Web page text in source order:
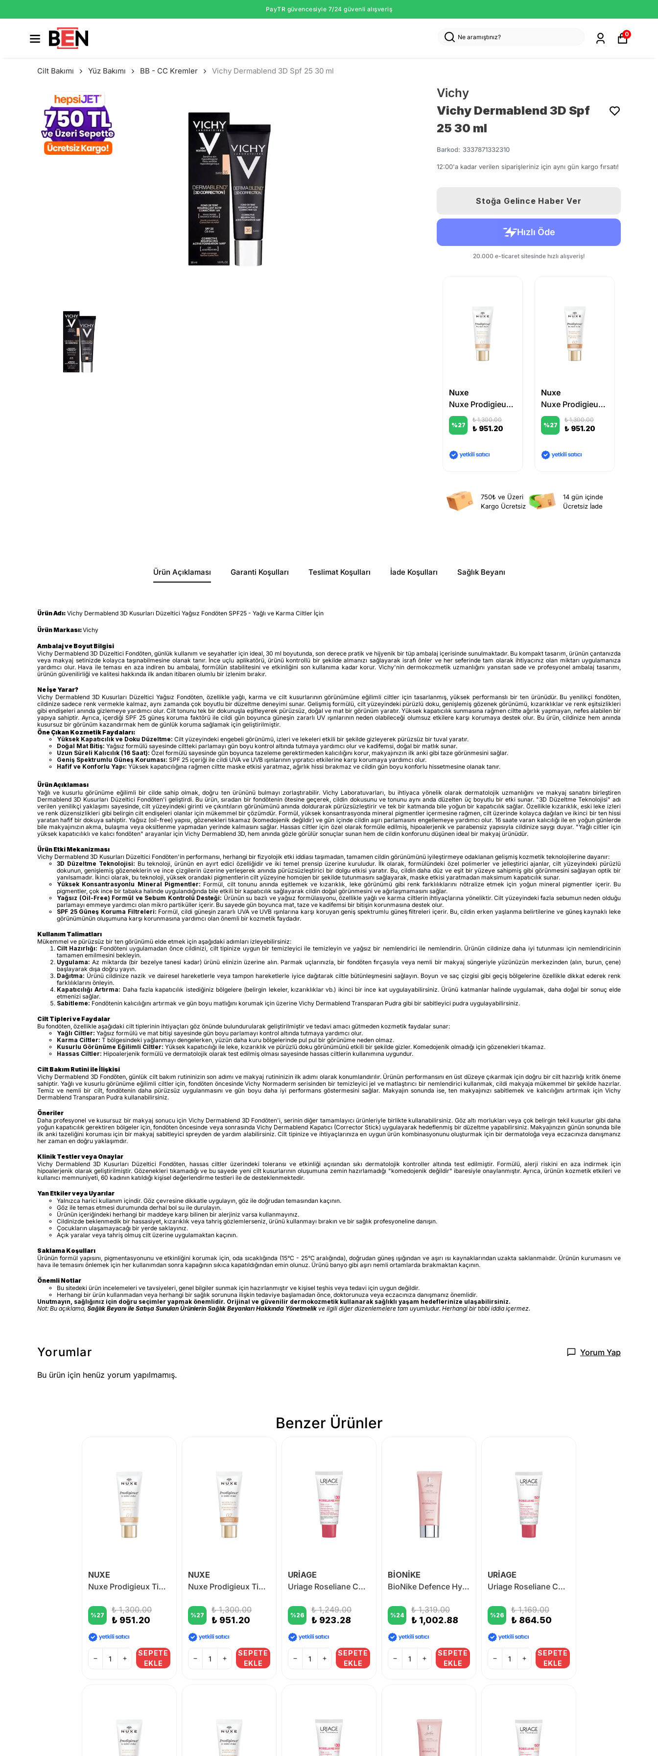
PayTR güvencesiyle 7/24 güvenli alışveriş
0
Cilt Bakımı Yüz Bakımı BB - CC Kremler Vichy Dermablend 3D Spf 25 30 ml
Vichy
Vichy Dermablend 3D Spf
25 30 ml
Barkod: 3337871332310
12:00'a kadar verilen siparişleriniz için aynı gün kargo fırsatı!
Stoğa Gelince Haber Ver
Nuxe
Nuxe Prodigieux Tinted Moisturizing BB Cream - 01 30 ml
%27
₺ 1,300.00
₺ 951.20
Nuxe
Nuxe Prodigieux Tinted Moisturizing BB Cream - 02 30 ml
%27
₺ 1,300.00
₺ 951.20
750₺ ve Üzeri
Kargo Ücretsiz
14 gün içinde
Ücretsiz İade
Ürün Açıklaması Garanti Koşulları Teslimat Koşulları İade Koşulları Sağlık Beyanı
Ürün Adı: Vichy Dermablend 3D Kusurları Düzeltici Yağsız Fondöten SPF25 - Yağlı ve Karma Ciltler İçin
Ürün Markası:Vichy
Ambalaj ve Boyut Bilgisi
Vichy Dermablend 3D Düzeltici Fondöten, günlük kullanım ve seyahatler için ideal, 30 ml boyutunda, son derece pratik ve hijyenik bir tüp ambalaj içerisinde sunulmaktadır. Bu kompakt tasarım, ürünün çantanızda
veya makyaj setinizde kolayca taşınabilmesine olanak tanır. İnce uçlu aplikatörü, ürünü kontrollü bir şekilde almanızı sağlayarak israfı önler ve her seferinde tam olarak ihtiyacınız olan miktarı uygulamanıza
yardımcı olur. Hava ile teması en aza indiren bu ambalaj, formülün stabilitesini ve etkinliğini son kullanıma kadar korur. Vichy'nin dermokozmetik uzmanlığını yansıtan sade ve profesyonel ambalaj tasarımı,
ürünün güvenilirliği ve kalitesi hakkında ilk andan itibaren olumlu bir izlenim bırakır.
Ne İşe Yarar?
Vichy Dermablend 3D Kusurları Düzeltici Yağsız Fondöten, özellikle yağlı, karma ve cilt kusurlarının görünümüne eğilimli ciltler için tasarlanmış, yüksek performanslı bir ten ürünüdür. Bu yenilikçi fondöten,
cildinize sadece renk vermekle kalmaz, aynı zamanda çok boyutlu bir düzeltme deneyimi sunar. Gelişmiş formülü, cilt yüzeyindeki pürüzlü doku, genişlemiş gözenek görünümü, kızarıklıklar ve renk eşitsizlikleri
gibi endişeleri anında gizlemeye yardımcı olur. Cilt tonunu tek bir dokunuşla eşitleyerek pürüzsüz, doğal ve mat bir görünüm yaratır. Yüksek kapatıcılık sunmasına rağmen ciltte ağırlık yapmayan, nefes alabilen bir
yapıya sahiptir. Ayrıca, içerdiği SPF 25 güneş koruma faktörü ile cildi gün boyunca güneşin zararlı UV ışınlarının neden olabileceği olumsuz etkilere karşı korumaya destek olur. Bu ürün, cildinize hem anında
kusursuz bir görünüm kazandırmak hem de günlük koruma sağlamak için geliştirilmiştir.
Öne Çıkan Kozmetik Faydaları:
Yüksek Kapatıcılık ve Doku Düzeltme: Cilt yüzeyindeki engebeli görünümü, izleri ve lekeleri etkili bir şekilde gizleyerek pürüzsüz bir tuval yaratır.
Doğal Mat Bitiş: Yağsız formülü sayesinde ciltteki parlamayı gün boyu kontrol altında tutmaya yardımcı olur ve kadifemsi, doğal bir matlık sunar.
Uzun Süreli Kalıcılık (16 Saat): Özel formülü sayesinde gün boyunca tazeleme gerektirmeden kalıcılığını korur, makyajınızın ilk anki gibi taze görünmesini sağlar.
Geniş Spektrumlu Güneş Koruması: SPF 25 içeriği ile cildi UVA ve UVB ışınlarının yıpratıcı etkilerine karşı korumaya yardımcı olur.
Hafif ve Konforlu Yapı: Yüksek kapatıcılığına rağmen ciltte maske etkisi yaratmaz, ağırlık hissi bırakmaz ve cildin gün boyu konforlu hissetmesine olanak tanır.
Ürün Açıklaması
Yağlı ve kusurlu görünüme eğilimli bir cilde sahip olmak, doğru ten ürününü bulmayı zorlaştırabilir. Vichy Laboratuvarları, bu ihtiyaca yönelik olarak dermatolojik uzmanlığını ve makyaj sanatını birleştiren
Dermablend 3D Kusurları Düzeltici Fondöten'i geliştirdi. Bu ürün, sıradan bir fondötenin ötesine geçerek, cildin dokusunu ve tonunu aynı anda düzelten üç boyutlu bir etki sunar. "3D Düzeltme Teknolojisi" adı
verilen yenilikçi yaklaşımı sayesinde, cilt yüzeyindeki girinti ve çıkıntıların görünümünü anında doldurarak pürüzsüzleştirir ve tek bir katmanda bile yoğun bir kapatıcılık sağlar. Özellikle kızarıklık, eski leke izleri
ve renk düzensizlikleri gibi belirgin cilt endişeleri olanlar için mükemmel bir çözümdür. Formül, yüksek konsantrasyonda mineral pigmentler içermesine rağmen, cilt üzerinde kolayca dağılan ve ikinci bir ten hissi
yaratan hafif bir dokuya sahiptir. Yağsız (oil-free) yapısı, gözenekleri tıkamaz (komedojenik değildir) ve gün içinde cildin aşırı parlamasını engellemeye yardımcı olur. 16 saate varan kalıcılığı ile en yoğun günlerde
bile makyajınızın akma, bulaşma veya oksitlenme yapmadan yerinde kalmasını sağlar. Hassas ciltler için özel olarak formüle edilmiş, hipoalerjenik ve parabensiz yapısıyla cildinize saygı duyar. "Yağlı ciltler için
yüksek kapatıcılıklı ve kalıcı fondöten" arayanlar için Vichy Dermablend 3D, hem anında gözle görülür sonuçlar sunan hem de cildin konforunu düşünen ideal bir makyaj ürünüdür.
Ürün Etki Mekanizması
Vichy Dermablend 3D Kusurları Düzeltici Fondöten'in performansı, herhangi bir fizyolojik etki iddiası taşımadan, tamamen cildin görünümünü iyileştirmeye odaklanan gelişmiş kozmetik teknolojilerine dayanır:
3D Düzeltme Teknolojisi: Bu teknoloji, ürünün en ayırt edici özelliğidir ve iki temel prensip üzerine kuruludur. İlk olarak, formülündeki özel polimerler ve jelleştirici ajanlar, cilt yüzeyindeki pürüzlü
dokunun, genişlemiş gözeneklerin ve ince çizgilerin üzerine yerleşerek anında pürüzsüzleştirici bir dolgu etkisi yaratır. Bu, cildin daha düz ve eşit bir yüzeye sahipmiş gibi görünmesini sağlayan optik bir
yanılsamadır. İkinci olarak, bu teknoloji, yüksek orandaki pigmentlerin cilt yüzeyine homojen bir şekilde tutunmasını sağlayarak, maske etkisi yaratmadan maksimum kapatıcılık sunar.
Yüksek Konsantrasyonlu Mineral Pigmentler: Formül, cilt tonunu anında eşitlemek ve kızarıklık, leke görünümü gibi renk farklılıklarını nötralize etmek için yoğun mineral pigmentler içerir. Bu
pigmentler, çok ince bir tabaka halinde uygulandığında bile etkili bir kapatıcılık sağlayarak cildin doğal görünmesini ve ağırlaşmamasını sağlar.
Yağsız (Oil-Free) Formül ve Sebum Kontrolü Desteği: Ürünün su bazlı ve yağsız formülasyonu, özellikle yağlı ve karma ciltlerin ihtiyaçlarına yöneliktir. Cilt yüzeyindeki fazla sebumun neden olduğu
parlamayı emmeye yardımcı olan mikro partiküller içerir. Bu sayede gün boyunca mat, taze ve kadifemsi bir bitişin korunmasına destek olur.
SPF 25 Güneş Koruma Filtreleri: Formül, cildi güneşin zararlı UVA ve UVB ışınlarına karşı koruyan geniş spektrumlu güneş filtreleri içerir. Bu, cildin erken yaşlanma belirtilerine ve güneş kaynaklı leke
görünümünün oluşumuna karşı korunmasına yardımcı olan önemli bir kozmetik faydadır.
Kullanım Talimatları
Mükemmel ve pürüzsüz bir ten görünümü elde etmek için aşağıdaki adımları izleyebilirsiniz:
Cilt Hazırlığı: Fondöteni uygulamadan önce cildinizi, cilt tipinize uygun bir temizleyici ile temizleyin ve yağsız bir nemlendirici ile nemlendirin. Ürünün cildinize daha iyi tutunması için nemlendiricinin
tamamen emilmesini bekleyin.
Uygulama: Az miktarda (bir bezelye tanesi kadar) ürünü elinizin üzerine alın. Parmak uçlarınızla, bir fondöten fırçasıyla veya nemli bir makyaj süngeriyle yüzünüzün merkezinden (alın, burun, çene)
başlayarak dışa doğru yayın.
Dağıtma: Ürünü cildinize nazik ve dairesel hareketlerle veya tampon hareketlerle iyice dağıtarak ciltle bütünleşmesini sağlayın. Boyun ve saç çizgisi gibi geçiş bölgelerine özellikle dikkat ederek renk
farklılıklarını önleyin.
Kapatıcılığı Artırma: Daha fazla kapatıcılık istediğiniz bölgelere (belirgin lekeler, kızarıklıklar vb.) ikinci bir ince kat uygulayabilirsiniz. Ürünü katmanlar halinde uygulamak, daha doğal bir sonuç elde
etmenizi sağlar.
Sabitleme: Fondötenin kalıcılığını artırmak ve gün boyu matlığını korumak için üzerine Vichy Dermablend Transparan Pudra gibi bir sabitleyici pudra uygulayabilirsiniz.
Cilt Tipleri ve Faydalar
Bu fondöten, özellikle aşağıdaki cilt tiplerinin ihtiyaçları göz önünde bulundurularak geliştirilmiştir ve tedavi amacı gütmeden kozmetik faydalar sunar:
Yağlı Ciltler: Yağsız formülü ve mat bitişi sayesinde gün boyu parlamayı kontrol altında tutmaya yardımcı olur.
Karma Ciltler: T bölgesindeki yağlanmayı dengelerken, yüzün daha kuru bölgelerinde pul pul bir görünüme neden olmaz.
Kusurlu Görünüme Eğilimli Ciltler: Yüksek kapatıcılığı ile leke, kızarıklık ve pürüzlü doku görünümünü etkili bir şekilde gizler. Komedojenik olmadığı için gözenekleri tıkamaz.
Hassas Ciltler: Hipoalerjenik formülü ve dermatolojik olarak test edilmiş olması sayesinde hassas ciltlerin kullanımına uygundur.
Cilt Bakım Rutini ile İlişkisi
Vichy Dermablend 3D Fondöten, günlük cilt bakım rutininizin son adımı ve makyaj rutininizin ilk adımı olarak konumlandırılır. Ürünün performansını en üst düzeye çıkarmak için doğru bir cilt hazırlığı kritik öneme
sahiptir. Yağlı ve kusurlu görünüme eğilimli ciltler için, fondöten öncesinde Vichy Normaderm serisinden bir temizleyici jel ve matlaştırıcı bir nemlendirici kullanmak, cildi makyaja mükemmel bir şekilde hazırlar.
Temiz ve nemli bir cilt, fondötenin daha pürüzsüz uygulanmasını ve gün boyu daha iyi performans göstermesini sağlar. Makyajın sonunda ise, ten makyajınızı sabitlemek ve kalıcılığını artırmak için Vichy
Dermablend Transparan Pudra kullanabilirsiniz.
Öneriler
Daha profesyonel ve kusursuz bir makyaj sonucu için Vichy Dermablend 3D Fondöten'i, serinin diğer tamamlayıcı ürünleriyle birlikte kullanabilirsiniz. Göz altı morlukları veya çok belirgin tekil kusurlar gibi daha
yoğun kapatıcılık gerektiren bölgeler için, fondöten öncesinde veya sonrasında Vichy Dermablend Kapatıcı (Corrector Stick) uygulayarak hedeflenmiş bir düzeltme yapabilirsiniz. Makyajınızın günün sonunda bile
ilk anki tazeliğini koruması için bir makyaj sabitleyici spreyden de yardım alabilirsiniz. Cilt tipinize ve ihtiyaçlarınıza en uygun ürün kombinasyonunu oluşturmak için bir dermatoloğa veya eczacınıza danışmanız
her zaman en doğru yaklaşımdır.
Klinik Testler veya Onaylar
Vichy Dermablend 3D Kusurları Düzeltici Fondöten, hassas ciltler üzerindeki toleransı ve etkinliği açısından sıkı dermatolojik kontroller altında test edilmiştir. Formülü, alerji riskini en aza indirmek için
hipoalerjenik olarak geliştirilmiştir. Gözenekleri tıkamadığı ve bu sayede yeni cilt kusurlarının oluşumuna zemin hazırlamadığı "komedojenik değildir" ibaresiyle onaylanmıştır. Ayrıca, ürünün kozmetik etkileri ve
kullanıcı memnuniyeti, 60 kadının katıldığı kişisel değerlendirme testleri ile de desteklenmektedir.
Yan Etkiler veya Uyarılar
Yalnızca harici kullanım içindir. Göz çevresine dikkatle uygulayın, göz ile doğrudan temasından kaçının.
Göz ile temas etmesi durumunda derhal bol su ile durulayın.
Ürünün içeriğindeki herhangi bir maddeye karşı bilinen bir alerjiniz varsa kullanmayınız.
Cildinizde beklenmedik bir hassasiyet, kızarıklık veya tahriş gözlemlerseniz, ürünü kullanmayı bırakın ve bir sağlık profesyoneline danışın.
Çocukların ulaşamayacağı bir yerde saklayınız.
Açık yaralar veya tahriş olmuş cilt üzerine uygulamaktan kaçının.
Saklama Koşulları
Ürünün formül yapısını, pigmentasyonunu ve etkinliğini korumak için, oda sıcaklığında (15°C - 25°C aralığında), doğrudan güneş ışığından ve aşırı ısı kaynaklarından uzakta saklanmalıdır. Ürünün kurumasını ve
hava ile temasını önlemek için her kullanımdan sonra kapağının sıkıca kapatıldığından emin olunuz. Ürünü banyo gibi aşırı nemli ortamlarda bırakmaktan kaçının.
Önemli Notlar
Bu sitedeki ürün incelemeleri ve tavsiyeleri, genel bilgiler sunmak için hazırlanmıştır ve kişisel teşhis veya tedavi için uygun değildir.
Herhangi bir ürün kullanmadan veya herhangi bir sağlık sorununa ilişkin tedaviye başlamadan önce, doktorunuza veya eczacınıza danışmanız önemlidir.
Unutmayın, sağlığınız için doğru seçimler yapmak önemlidir. Orijinal ve güvenilir dermokozmetik kullanarak sağlıklı yaşam hedeflerinize ulaşabilirsiniz.
Not: Bu açıklama, Sağlık Beyanı ile Satışa Sunulan Ürünlerin Sağlık Beyanları Hakkında Yönetmelik ve ilgili diğer düzenlemelere tam uyumludur. Herhangi bir tıbbi iddia içermez.
Yorumlar Yorum Yap
Bu ürün için henüz yorum yapılmamış.
Benzer Ürünler
NUXE
Nuxe Prodigieux Tinted Moisturizing BB Cream - 01 30 ml
%27
₺ 1,300.00
₺ 951.20
SEPETE
EKLE
NUXE
Nuxe Prodigieux Tinted Moisturizing BB Cream - 02 30 ml
%27
₺ 1,300.00
₺ 951.20
SEPETE
EKLE
URİAGE
Uriage Roseliane CC Cream Spf30 40ml
%26
₺ 1,249.00
₺ 923.28
SEPETE
EKLE
BİONİKE
BioNike Defence Hydractive BB Spf15 Medium Cream 40 ml
%24
₺ 1,319.00
₺ 1,002.88
SEPETE
EKLE
URİAGE
Uriage Roseliane CC Krem SPF 50+ Renkli Nemlendirici Light 40ml
%26
₺ 1,169.00
₺ 864.50
SEPETE
EKLE